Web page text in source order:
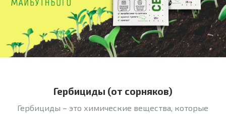
Гербициды (от сорняков)
Гербициды – это химические вещества, которые